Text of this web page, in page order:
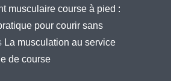
musculaire course à pied :
pour courir sans
La musculation au service
de course